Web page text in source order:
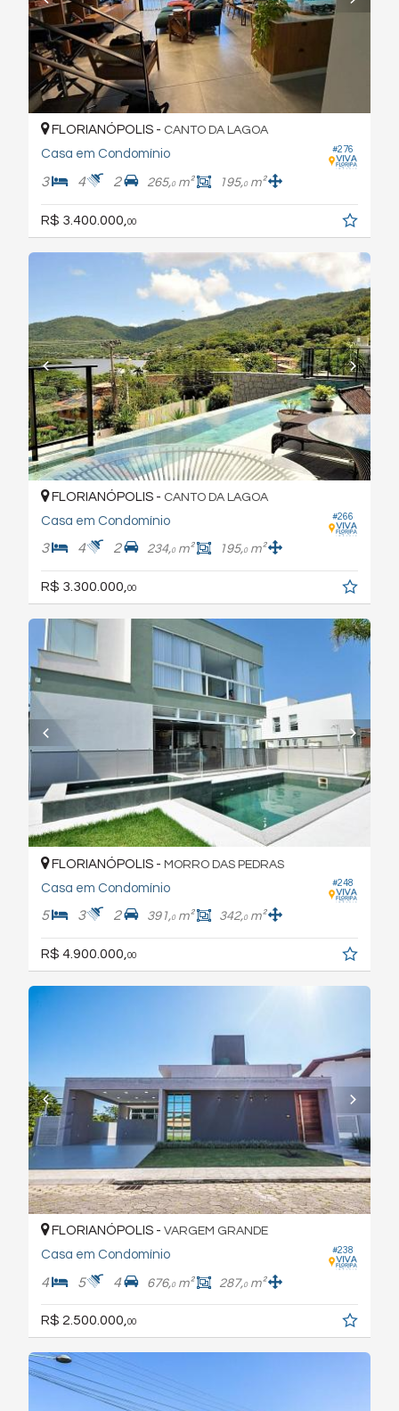
#276
FLORIANÓPOLIS - CANTO DA LAGOA
Casa em Condomínio
3 4 2 265,0m² 195,0m²
R$ 3.400.000, 00
#266
FLORIANÓPOLIS - CANTO DA LAGOA
Casa em Condomínio
3 4 2 234,0m² 195,0m²
R$ 3.300.000,00
#248
FLORIANÓPOLIS - MORRO DAS PEDRAS
Casa em Condomínio
5 3 2 391,0m² 342,0m²
R$ 4.900.000, 00
#238
FLORIANÓPOLIS - VARGEM GRANDE
Casa em Condomínio
4 5 4 676,0m² 287,0m²
R$ 2.500.000,00